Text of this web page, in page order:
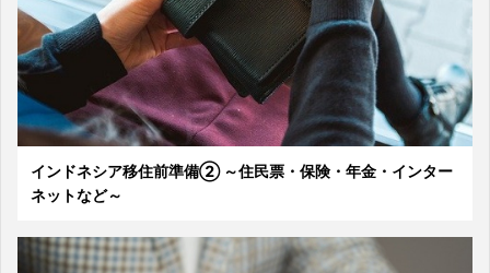
インドネシア移住前準備② ～住民票・保険・年金・インター
ネットなど～